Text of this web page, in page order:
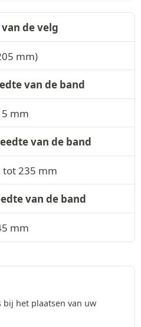
de velg
mm)
van de band
mm
van de band
tot 235 mm
van de band
mm
het plaatsen van uw